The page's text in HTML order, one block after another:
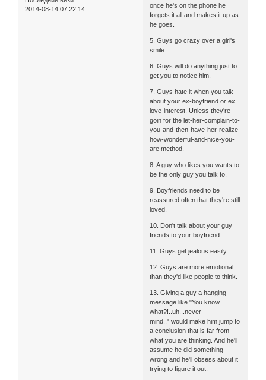
2014-08-14 07:22:14
once he's on the phone he
forgets it all and makes it up as
he goes.
5. Guys go crazy over a girl's
smile.
6. Guys will do anything just to
get you to notice him.
7. Guys hate it when you talk
about your ex-boyfriend or ex
love-interest. Unless they're
goin for the let-her-complain-to-
you-and-then-have-her-realize-
how-wonderful-and-nice-you-
are method.
8. A guy who likes you wants to
be the only guy you talk to.
9. Boyfriends need to be
reassured often that they're still
loved.
10. Don't talk about your guy
friends to your boyfriend.
11. Guys get jealous easily.
12. Guys are more emotional
than they'd like people to think.
13. Giving a guy a hanging
message like "You know
what?!..uh...never
mind.." would make him jump to
a conclusion that is far from
what you are thinking. And he'll
assume he did something
wrong and he'll obsess about it
trying to figure it out.